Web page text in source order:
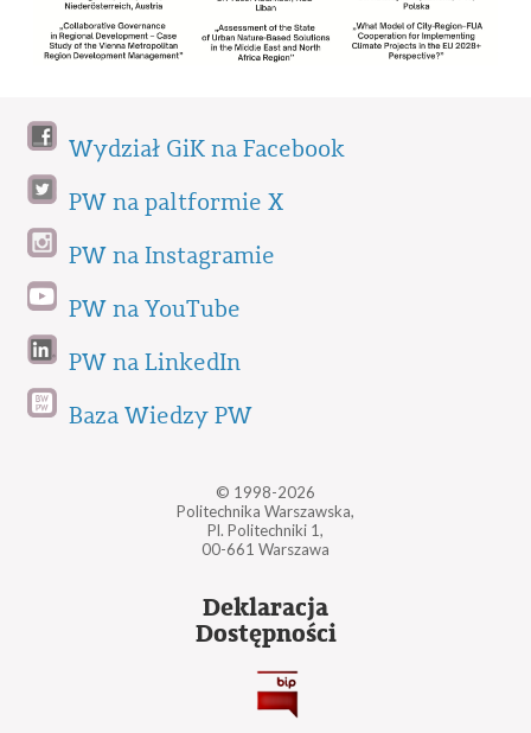
Wydział GiK na Facebook
PW na paltformie X
PW na Instagramie
PW na YouTube
PW na LinkedIn
Baza Wiedzy PW
© 1998-2026
Politechnika Warszawska,
Pl. Politechniki 1,
00-661 Warszawa
Deklaracja
Dostępności